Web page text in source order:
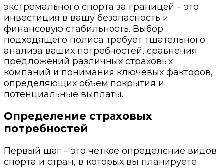
экстремального спорта за границей – это
инвестиция в вашу безопасность и
финансовую стабильность. Выбор
подходящего полиса требует тщательного
анализа ваших потребностей, сравнения
предложений различных страховых
компаний и понимания ключевых факторов,
определяющих объем покрытия и
потенциальные выплаты.
Определение страховых
потребностей
Первый шаг – это четкое определение видов
спорта и стран, в которых вы планируете